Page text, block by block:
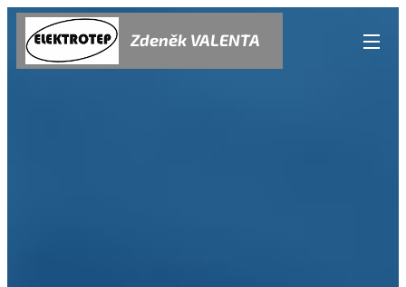
Zdeněk VALENTA